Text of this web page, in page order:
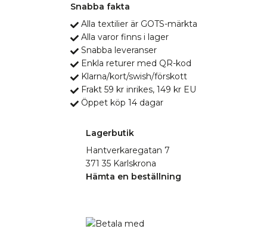
Snabba fakta
Alla textilier är GOTS-märkta
Alla varor finns i lager
Snabba leveranser
Enkla returer med QR-kod
Klarna/kort/swish/förskott
Frakt 59 kr inrikes, 149 kr EU
Öppet köp 14 dagar
Lagerbutik
Hantverkaregatan 7
371 35 Karlskrona
Hämta en beställning